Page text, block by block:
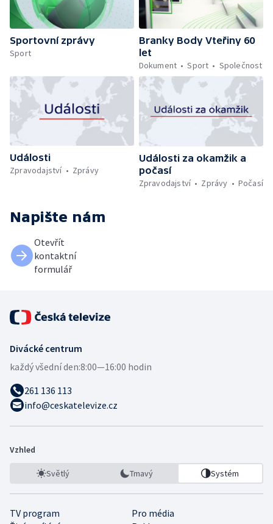
Sportovní zprávy
Sport
Branky Body Vteřiny 60
let
Dokument
Sport Společnost
Události
Zpravodajství
Zprávy
Události za okamžik a
počasí
Zpravodajství
Zprávy Počasí
Napište nám
Otevřít
kontaktní
formulář
Divácké centrum
každý všední den:8:00—16:00 hodin
261 136 113
info@ceskatelevize.cz
Vzhled
Světlý Tmavý Systém
TV program
Pro média